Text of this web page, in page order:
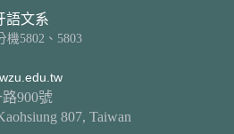
語文系
機5802、5803
900號
807, Taiwan